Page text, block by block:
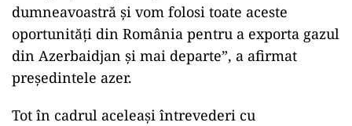
dumneavoastră şi vom folosi toate aceste
oportunităţi din România pentru a exporta gazul
din Azerbaidjan şi mai departe”, a afirmat
preşedintele azer.
Tot în cadrul aceleași întrevederi cu